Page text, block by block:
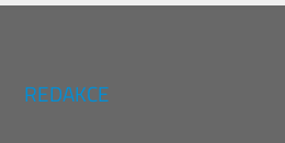
REDAKCE